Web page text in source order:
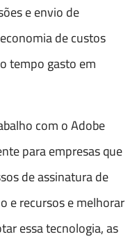
e envio de
de custos
tempo gasto em
com o Adobe
para empresas que
de assinatura de
e recursos e melhorar
essa tecnologia, as